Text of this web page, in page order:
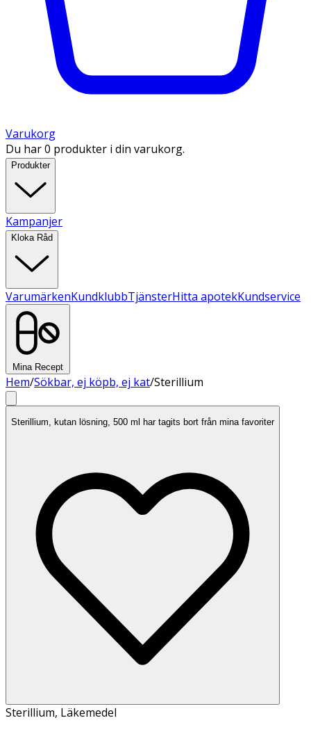
Varukorg
Du har 0 produkter i din varukorg.
Produkter
Kampanjer
Kloka Råd
VarumärkenKundklubbTjänsterHitta apotekKundservice
Mina Recept
Hem/Sökbar, ej köpb, ej kat/Sterillium
Sterillium, kutan lösning, 500 ml har tagits bort från mina favoriter
Sterillium, Läkemedel